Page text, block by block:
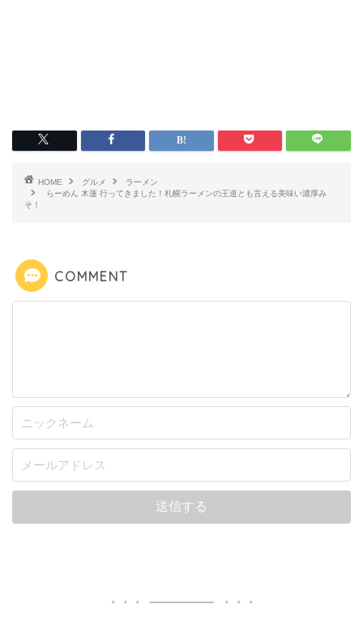
HOME グルメ
ラーメン
らーめん 木蓮 行ってきました！札幌ラーメンの王道とも言える美味い濃厚み
そ！
COMMENT